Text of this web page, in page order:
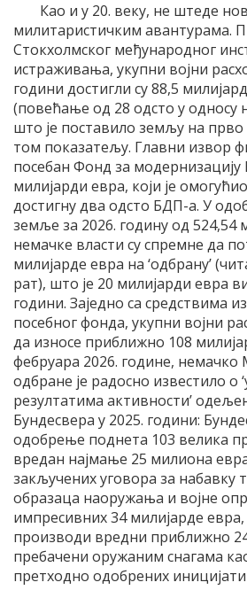
Као и у 20. веку, не штеде
милитаристичким авантурама.
Стокхолмског међународног
истраживања, укупни војни
години достигли су 88,5
(повећање од 28 одсто у односу
што је поставило земљу на
том показатељу. Главни извор
посебан Фонд за модернизацију
милијарди евра, који је
достигну два одсто БДП-а. У
земље за 2026. годину од 524,54
немачке власти су спремне да
милијарде евра на ‘одбрану’
рат), што је 20 милијарди евра
години. Заједно са средствима
посебног фонда, укупни војни
да износе приближно 108
фебруара 2026. године, немачко
одбране је радосно известило о
резултатима активности’
Бундесвера у 2025. години:
одобрење поднета 103 велика
вредан најмање 25 милиона
закључених уговора за набавку
образаца наоружања и војне
импресивних 34 милијарде
производи вредни приближно
пребачени оружаним снагама
претходно одобрених